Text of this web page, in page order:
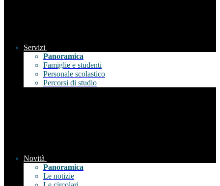
Servizi
Panoramica
Famiglie e studenti
Personale scolastico
Percorsi di studio
Novità
Panoramica
Le notizie